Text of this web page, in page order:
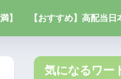
】 【おすすめ】高配当日
気になるワー